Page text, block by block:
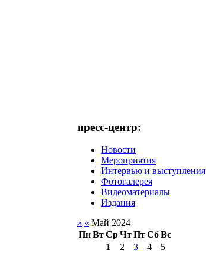
пресс-центр:
Новости
Мероприятия
Интервью и выступления
Фотогалерея
Видеоматериалы
Издания
» « Май 2024
ПнВтСрЧтПтСбВс
1
2 3 4
5